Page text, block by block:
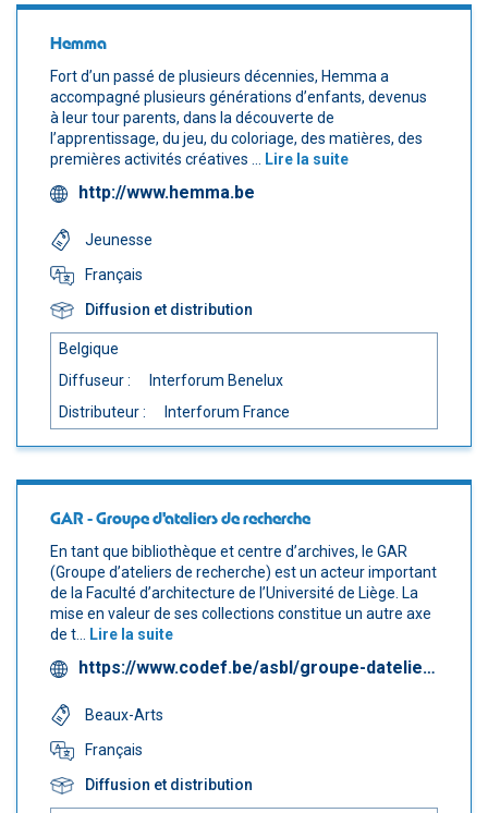
Hemma
Fort d’un passé de plusieurs décennies, Hemma a
accompagné plusieurs générations d’enfants, devenus
à leur tour parents, dans la découverte de
l’apprentissage, du jeu, du coloriage, des matières, des
premières activités créatives ... Lire la suite
http://www.hemma.be
Jeunesse
Français
Diffusion et distribution
Belgique
Diffuseur :
Interforum Benelux
Distributeur :
Interforum France
GAR - Groupe d'ateliers de recherche
En tant que bibliothèque et centre d’archives, le GAR
(Groupe d’ateliers de recherche) est un acteur important
de la Faculté d’architecture de l’Université de Liège. La
mise en valeur de ses collections constitue un autre axe
de t... Lire la suite
https://www.codef.be/asbl/groupe-dateliers-de-recherche-gar/
Beaux-Arts
Français
Diffusion et distribution